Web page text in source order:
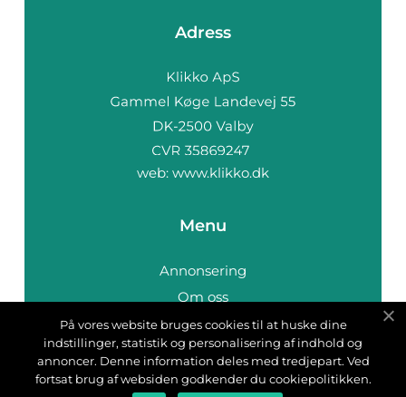
Adress
web: www.klikko.dk
Menu
Annonsering
Om oss
Cookies
Kontakta oss
Sitemap
På vores website bruges cookies til at huske dine
indstillinger, statistik og personalisering af indhold og
annoncer. Denne information deles med tredjepart. Ved
fortsat brug af websiden godkender du cookiepolitikken.